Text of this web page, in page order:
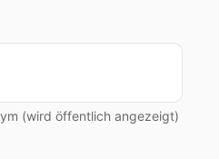
(wird öffentlich angezeigt)